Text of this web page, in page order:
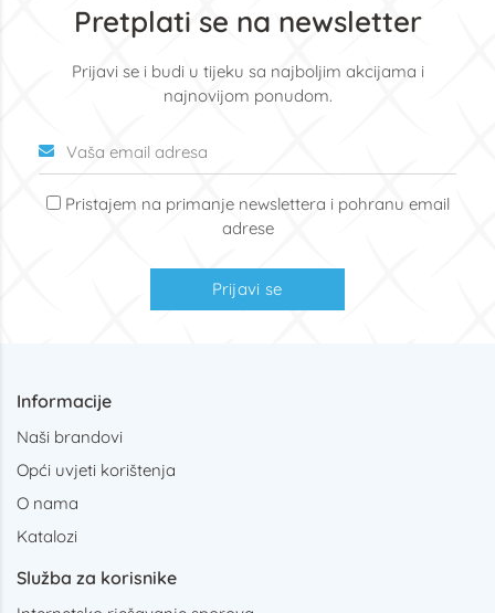
Pretplati se na newsletter
Prijavi se i budi u tijeku sa najboljim akcijama i
najnovijom ponudom.
Pristajem na primanje newslettera i pohranu email
adrese
Prijavi se
Informacije
Naši brandovi
Opći uvjeti korištenja
O nama
Katalozi
Služba za korisnike